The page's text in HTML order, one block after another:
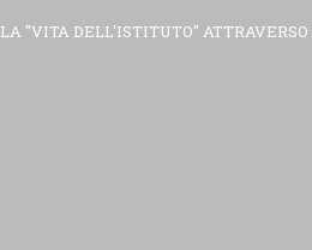
LA "VITA DELL'ISTITUTO"